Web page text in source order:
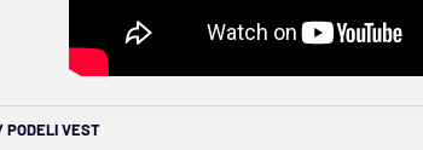
PODELI VEST